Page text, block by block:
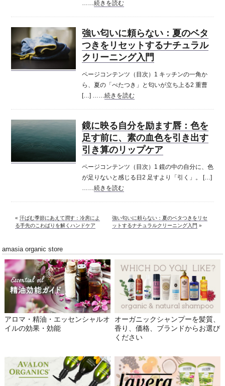
……続きを読む
強い匂いに頼らない：夏のベタ
つきをリセットするナチュラル
クリーニング入門
ページコンテンツ（目次）1 キッチンの一角か
ら、夏の「べたつき」と匂いが立ち上る2 重曹
[…] ……続きを読む
鏡に映る自分を励ます唇：色を
足す前に、素の血色を引き出す
引き算のリップケア
ページコンテンツ（目次）1 鏡の中の自分に、色
が足りないと感じる日2 足すより「引く」。 […]
……続きを読む
«汗ばむ季節にあえて潤す：冷房によ
る手先のこわばりを解くハンドケア
強い匂いに頼らない：夏のベタつきをリセ
ットするナチュラルクリーニング入門 »
amasia organic store
アロマ・精油・エッセンシャルオ
イルの効果・効能
オーガニックシャンプーを髪質、
香り、価格、ブランドからお選び
ください